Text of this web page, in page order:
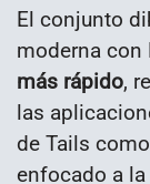
El conjunto
moderna con
más rápido,
las
de Tails
enfocado a la